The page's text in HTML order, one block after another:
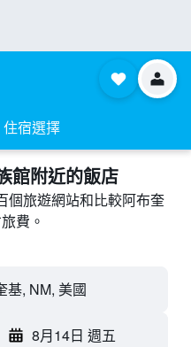
住宿選擇
館附近​的飯店
個旅遊網站和比較阿布奎
費。
基, NM, 美國
8月14日 週五